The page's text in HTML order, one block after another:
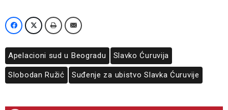
Apelacioni sud u Beogradu Slavko Ćuruvija
Slobodan Ružić Suđenje za ubistvo Slavka Ćuruvije